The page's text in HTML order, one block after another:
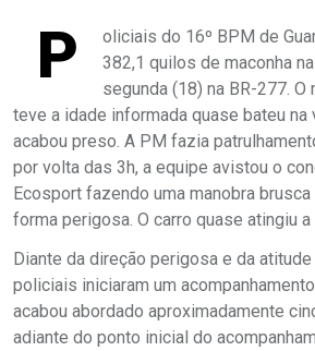
P
oliciais do 16º BPM de
382,1 quilos de maconha
segunda (18) na BR-277.
teve a idade informada quase bateu na
acabou preso. A PM fazia
por volta das 3h, a equipe avistou o
Ecosport fazendo uma manobra
forma perigosa. O carro quase atingiu a
Diante da direção perigosa e da
policiais iniciaram um
acabou abordado aproximadamente
adiante do ponto inicial do